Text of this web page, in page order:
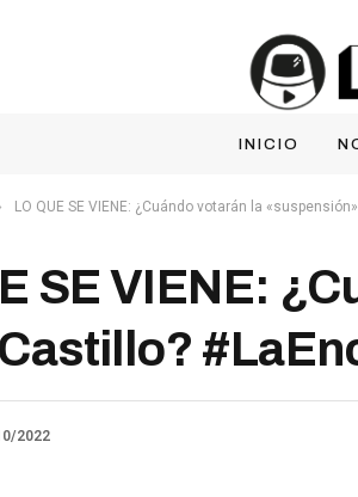
INICIO
LO QUE SE VIENE: ¿Cuándo votarán la
SE VIENE:
2022